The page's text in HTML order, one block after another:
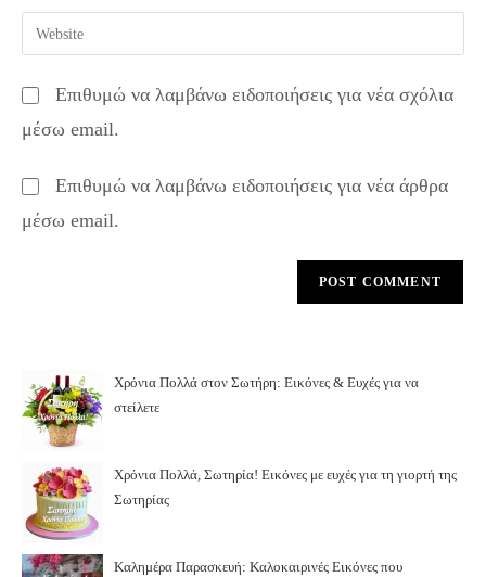
comment
email
address
comment
Enter
your
URL
(optional)
Επιθυμώ να λαμβάνω ειδοποιήσεις για νέα σχόλια
μέσω email.
Επιθυμώ να λαμβάνω ειδοποιήσεις για νέα άρθρα
μέσω email.
Χρόνια Πολλά στον Σωτήρη: Εικόνες & Ευχές για να
στείλετε
Χρόνια Πολλά, Σωτηρία! Εικόνες με ευχές για τη γιορτή της
Σωτηρίας
Καλημέρα Παρασκευή: Καλοκαιρινές Εικόνες που